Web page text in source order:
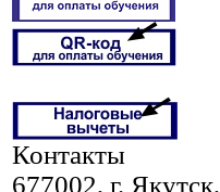
Контакты
677002, г. Якутск,